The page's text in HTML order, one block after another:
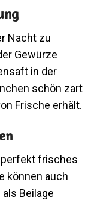
Nacht zu
Gewürze
in der
schön zart
Frische erhält.
frisches
können auch
Beilage